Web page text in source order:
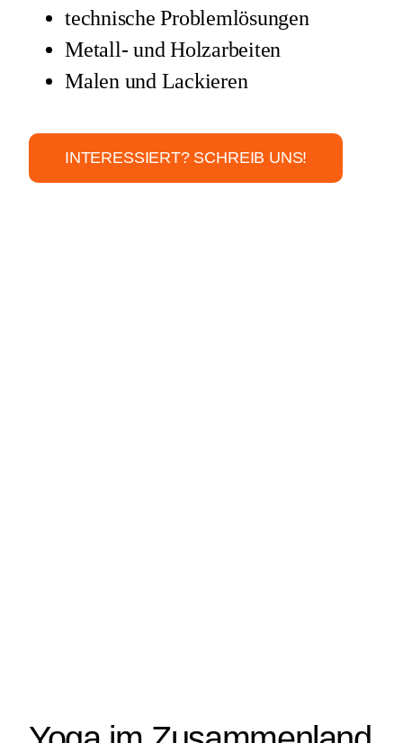
technische Problemlösungen
Metall- und Holzarbeiten
Malen und Lackieren
INTERESSIERT? SCHREIB UNS!